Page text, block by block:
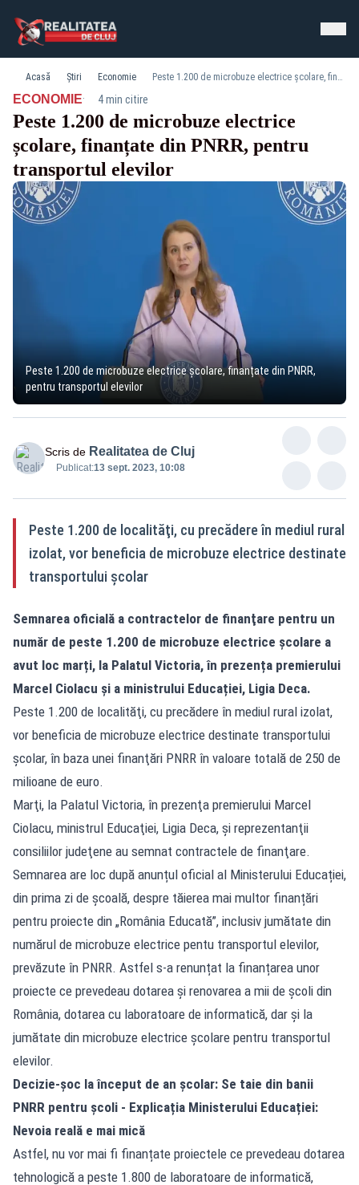
Acasă Știri Economie Peste 1.200 de microbuze electrice școlare, finanțate din PNRR, pentru transportul elevilor
ECONOMIE· 4 min citire
Peste 1.200 de microbuze electrice
școlare, finanțate din PNRR, pentru
transportul elevilor
Peste 1.200 de microbuze electrice școlare, finanțate din PNRR,
pentru transportul elevilor
Scris de Realitatea de Cluj
Publicat:13 sept. 2023, 10:08
Peste 1.200 de localităţi, cu precădere în mediul rural
izolat, vor beneficia de microbuze electrice destinate
transportului şcolar
Semnarea oficială a contractelor de finanţare pentru un
număr de peste 1.200 de microbuze electrice școlare a
avut loc marți, la Palatul Victoria, în prezența premierului
Marcel Ciolacu și a ministrului Educației, Ligia Deca.
Peste 1.200 de localităţi, cu precădere în mediul rural izolat,
vor beneficia de microbuze electrice destinate transportului
şcolar, în baza unei finanţări PNRR în valoare totală de 250 de
milioane de euro.
Marţi, la Palatul Victoria, în prezenţa premierului Marcel
Ciolacu, ministrul Educaţiei, Ligia Deca, şi reprezentanţii
consiliilor judeţene au semnat contractele de finanţare.
Semnarea are loc după anunțul oficial al Ministerului Educației,
din prima zi de școală, despre tăierea mai multor finanțări
pentru proiecte din „România Educată”, inclusiv jumătate din
numărul de microbuze electrice pentu transportul elevilor,
prevăzute în PNRR. Astfel s-a renunțat la finanțarea unor
proiecte ce prevedeau dotarea și renovarea a mii de școli din
România, dotarea cu laboratoare de informatică, dar și la
jumătate din microbuze electrice școlare pentru transportul
elevilor.
Decizie-șoc la început de an școlar: Se taie din banii
PNRR pentru școli - Explicația Ministerului Educației:
Nevoia reală e mai mică
Astfel, nu vor mai fi finanțate proiectele ce prevedeau dotarea
tehnologică a peste 1.800 de laboratoare de informatică,